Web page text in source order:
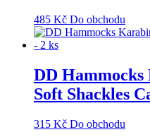
485 Kč Do obchodu
DD
Soft Shackles
315 Kč Do obchodu